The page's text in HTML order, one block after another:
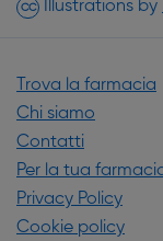
CC Illustrations by
Trova la farmacia
Chi siamo
Contatti
Per la tua
Privacy Policy
Cookie policy